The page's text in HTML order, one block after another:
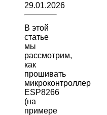
29.01.2026
В этой
статье
мы
рассмотрим,
как
прошивать
микроконтроллер
ESP8266
(на
примере